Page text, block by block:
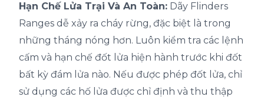
Hạn Chế Lửa Trại Và An Toàn: Dãy Flinders
Ranges dễ xảy ra cháy rừng, đặc biệt là trong
những tháng nóng hơn. Luôn kiểm tra các lệnh
cấm và hạn chế đốt lửa hiện hành trước khi đốt
bất kỳ đám lửa nào. Nếu được phép đốt lửa, chỉ
sử dụng các hố lửa được chỉ định và thu thập